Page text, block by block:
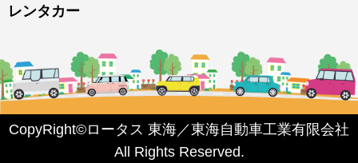
レンタカー
CopyRight©ロータス 東海／東海自動車工業有限会社
All Rights Reserved.